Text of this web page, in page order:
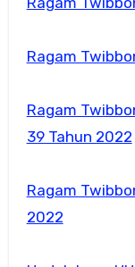
Ragam
Ragam
39 Tahun 2022
Ragam
2022